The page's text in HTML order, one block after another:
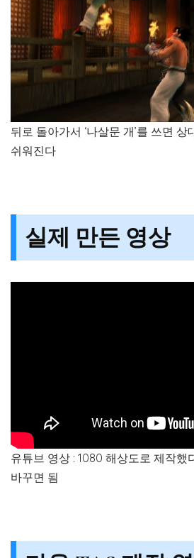
뒤로 돌아가서 ‘나살문 개’를 쓰면
쉬워진다
실제 만든 영상
유튜브 영상 : 1080 해상도로 제작했
바꾸면 됨